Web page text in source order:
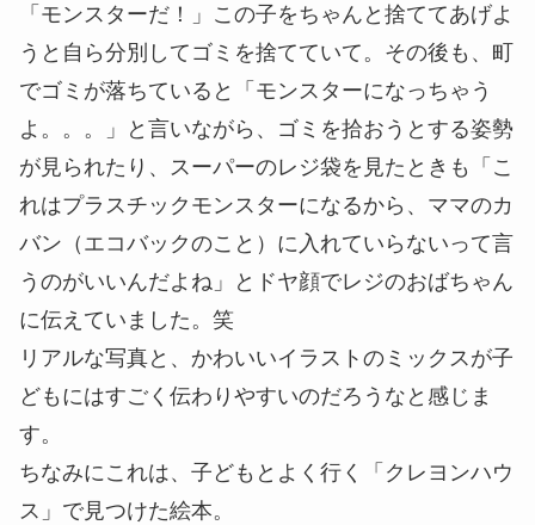
「モンスターだ！」この子をちゃんと捨ててあげよ
うと自ら分別してゴミを捨てていて。その後も、町
でゴミが落ちていると「モンスターになっちゃう
よ。。。」と言いながら、ゴミを拾おうとする姿勢
が見られたり、スーパーのレジ袋を見たときも「こ
れはプラスチックモンスターになるから、ママのカ
バン（エコバックのこと）に入れていらないって言
うのがいいんだよね」とドヤ顔でレジのおばちゃん
に伝えていました。笑
リアルな写真と、かわいいイラストのミックスが子
どもにはすごく伝わりやすいのだろうなと感じま
す。
ちなみにこれは、子どもとよく行く「クレヨンハウ
ス」で見つけた絵本。